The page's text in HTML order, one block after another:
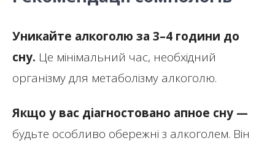
Уникайте алкоголю за 3–4 години до
сну. Це мінімальний час, необхідний
організму для метаболізму алкоголю.
Якщо у вас діагностовано апное сну —
будьте особливо обережні з алкоголем. Він